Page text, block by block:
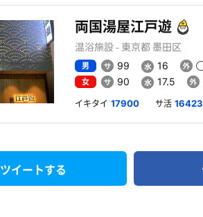
両国湯屋江戸遊
温浴施設 - 東京都 墨田区
男 99
16
女
90 17.5
イキタイ 17900 サ活 16423
ツイートする